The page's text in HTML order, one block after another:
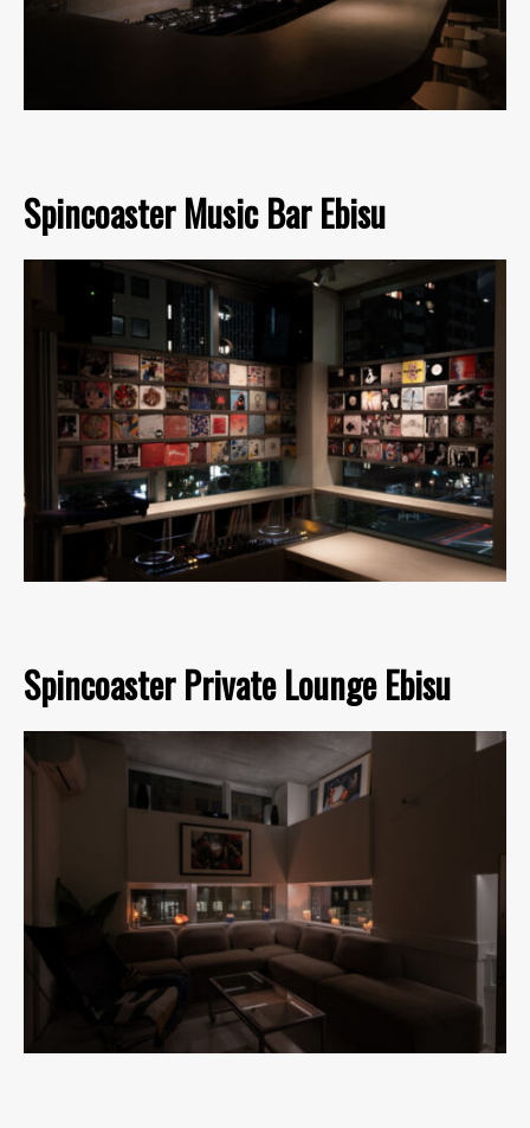
Spincoaster Music Bar Ebisu
Spincoaster Private Lounge Ebisu